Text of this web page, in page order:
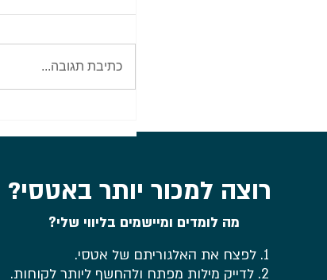
רוצה למכור יותר באטסי?
מה לומדים ומיישמים בליווי שלי?
1. לפצח את האלגוריתם של אטסי.
2. לדייק מילות מפתח ולהחשף ליותר לקוחות.
כתיבת תגובה...